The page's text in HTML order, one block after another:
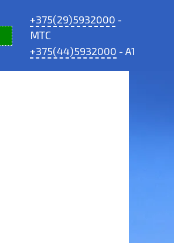
+375(29)5932000 -
МТС
+375(44)5932000 - A1